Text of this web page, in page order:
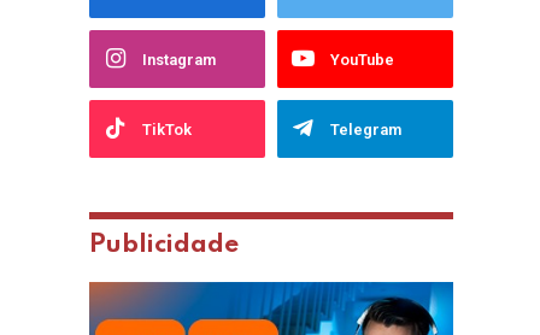
Instagram YouTube
TikTok Telegram
Publicidade